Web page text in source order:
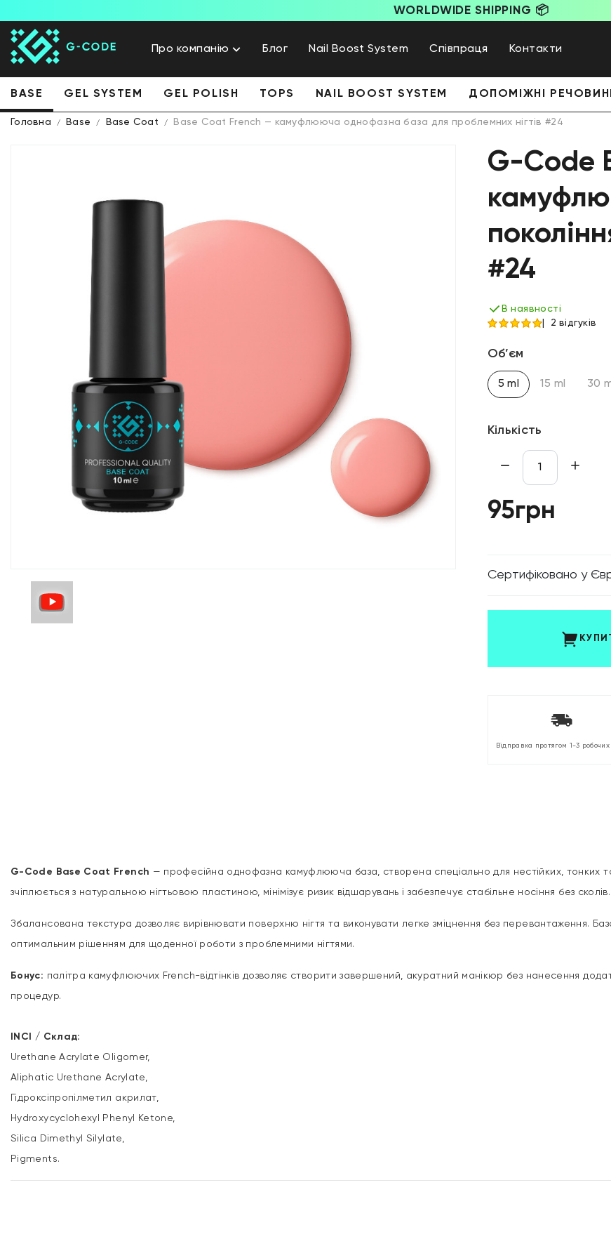
WORLDWIDE SHIPPING 📦
Про компанію Блог Nail Boost System Співпраця Контакти
BASE GEL SYSTEM GEL POLISH TOPS NAIL BOOST SYSTEM ДОПОМІЖНІ
Головна Base Base Coat Base Coat French — камуфлююча однофазна база для проблемних нігтів #24
G-Code
#24
В наявності
2 відгуків
Об’єм
5 ml 15 ml 30
Кількість
95грн
Cертифіковано у
Відправка протягом 1-3 робочих
G-Code Base Coat French — професійна однофазна камуфлююча база, створена спеціально для нестійких, тонких
зчіплюється з натуральною нігтьовою пластиною, мінімізує ризик відшарувань і забезпечує стабільне носіння без сколів.
Збалансована текстура дозволяє вирівнювати поверхню нігтя та виконувати легке зміцнення без перевантаження.
оптимальним рішенням для щоденної роботи з проблемними нігтями.
Бонус: палітра камуфлюючих French-відтінків дозволяє створити завершений, акуратний манікюр без нанесення
процедур.
INCI / Склад:
Urethane Acrylate Oligomer,
Aliphatic Urethane Acrylate,
Гідроксіпропілметил акрилат,
Hydroxycyclohexyl Phenyl Ketone,
Silica Dimethyl Silylate,
Pigments.